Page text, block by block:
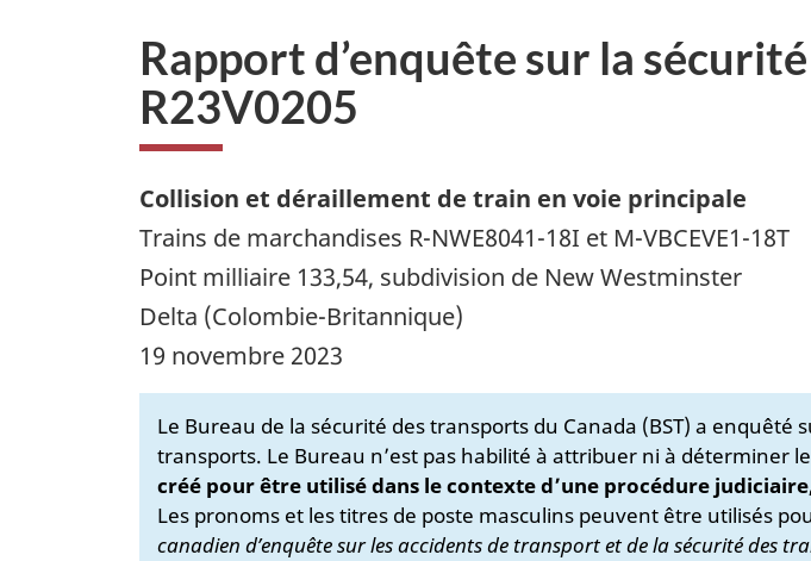
Rapport d’enquête sur la
R23V0205
Collision et déraillement de train en voie principale
Trains de marchandises R-NWE8041-18I et M-VBCEVE1-18T
Point milliaire 133,54, subdivision de New Westminster
Delta (Colombie-Britannique)
19 novembre 2023
Le Bureau de la sécurité des transports du Canada (BST) a
transports. Le Bureau n’est pas habilité à attribuer ni à déterminer
créé pour être utilisé dans le contexte d’une procédure
Les pronoms et les titres de poste masculins peuvent être utilisés
canadien d’enquête sur les accidents de transport et de la sécurité des